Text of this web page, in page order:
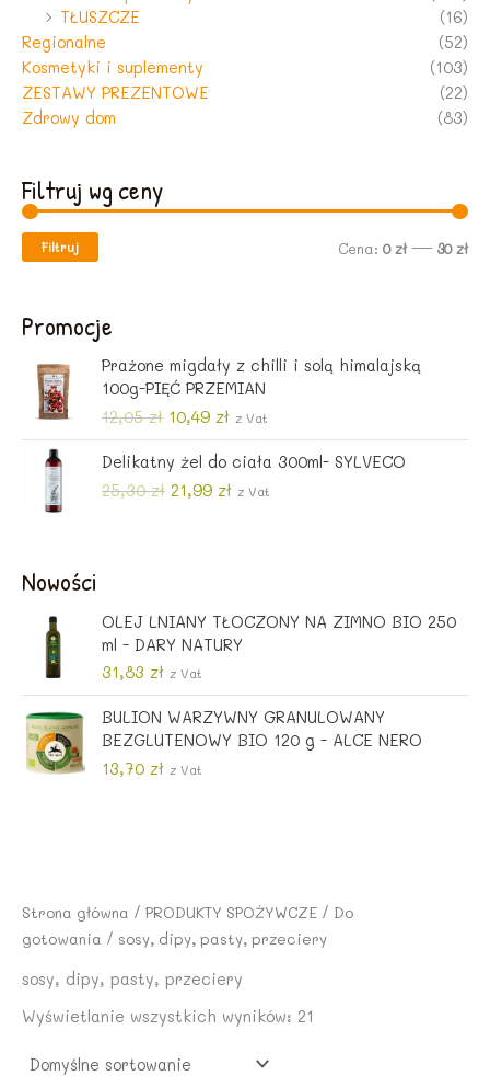
TŁUSZCZE
(16)
Regionalne
(52)
Kosmetyki i suplementy
(103)
ZESTAWY PREZENTOWE
(22)
Zdrowy dom
(83)
Filtruj wg ceny
C
n
C
x
Filtruj Cena: 0 zł— 30 zł
Promocje
Prażone migdały z chilli i solą himalajską
100g-PIĘĆ PRZEMIAN
12,05zł P
i
e
r
c
e
n
a
w
y
1
2
0
5
z
10,49 złA
k
t
u
e
n
w
y
n
4
9
z
ł
z Vat
Delikatny żel do ciała 300ml- SYLVECO
25,30zł P
t
n
a
c
e
n
a
i
a
:
5
3
21,99 złA
n
a
e
n
a
:
1
,
9
9
z Vat
Nowości
OLEJ LNIANY TŁOCZONY NA ZIMNO BIO 250
ml - DARY NATURY
31,83 zł z Vat
BULION WARZYWNY GRANULOWANY
BEZGLUTENOWY BIO 120 g - ALCE NERO
13,70 zł z Vat
Strona główna / PRODUKTY SPOŻYWCZE / Do
gotowania / sosy, dipy, pasty, przeciery
sosy, dipy, pasty, przeciery
Wyświetlanie wszystkich wyników: 21